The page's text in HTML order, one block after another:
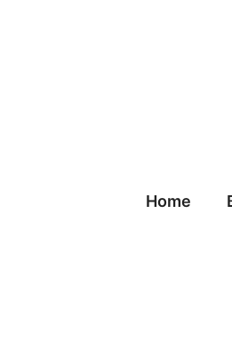
Home